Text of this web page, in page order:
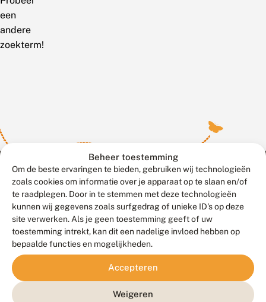
Beheer toestemming
Om de beste ervaringen te bieden, gebruiken wij technologieën
zoals cookies om informatie over je apparaat op te slaan en/of
te raadplegen. Door in te stemmen met deze technologieën
kunnen wij gegevens zoals surfgedrag of unieke ID's op deze
site verwerken. Als je geen toestemming geeft of uw
toestemming intrekt, kan dit een nadelige invloed hebben op
bepaalde functies en mogelijkheden.
Accepteren
Weigeren
een
andere
zoekterm!
Contact
Veelgestelde vragen
Meld waarnemingen© 2026 Vlinderstichting
Duurzaam ontwikkeld door
Go2People
, ontworpen door
Blue Field Agency
Privacy
Disclaimer
Sitemap